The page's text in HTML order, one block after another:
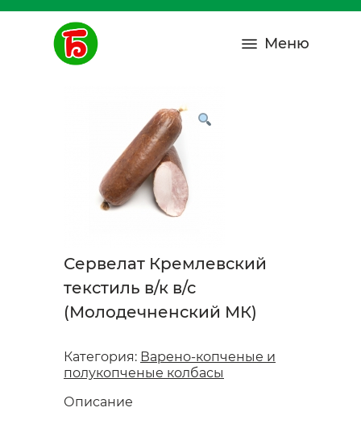
Меню
Сервелат Кремлевский
текстиль в/к в/с
(Молодечненский МК)
Категория: Варено-копченые и
полукопченые колбасы
Описание